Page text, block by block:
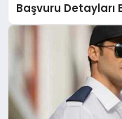
Başvuru Detayları